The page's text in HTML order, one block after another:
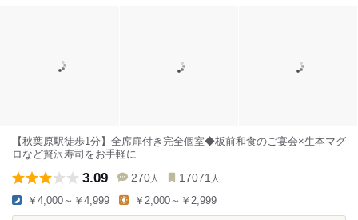
【秋葉原駅徒歩1分】全席扉付き完全個室◆板前和食のご宴会×生本マグ
ロなど贅沢寿司をお手軽に
3.09 270 人 17071 人
￥4,000～￥4,999 ￥2,000～￥2,999